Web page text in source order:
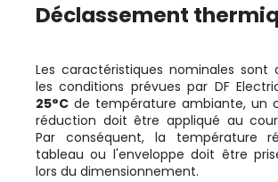
Déclassement
Les caractéristiques nominales sont
les conditions prévues par DF
25°C de température ambiante, un
réduction doit être appliqué au
Par conséquent, la température
tableau ou l'enveloppe doit être
lors du dimensionnement.